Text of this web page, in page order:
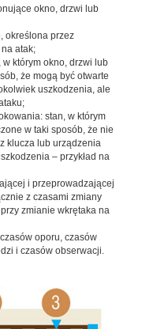
okno, drzwi lub
określona przez
atak;
którym okno, drzwi lub
że mogą być otwarte
uszkodzenia, ale
stan, w którym
w taki sposób, że nie
klucza lub urządzenia
– przykład na
i przeprowadzającej
z czasami zmiany
zmianie wkrętaka na
oporu, czasów
i czasów obserwacji.